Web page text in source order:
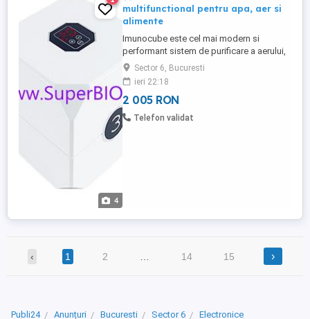
4
multifunctional pentru apa, aer si
alimente
Imunocube este cel mai modern si
performant sistem de purificare a aerului,
a apei si a alimentelor la ora actuala,
creste imunitatea si fortifica sanatatea.
Distruge bacterii, virusi, ciuperci,
mucegaiuri de interior; Purifica molecular,
ecologic, fara substante nocive,
Sector 6, Bucuresti
ieri 22:18
2 005 RON
Telefon validat
‹ 1 2 14 15 ›
Publi24 Anunțuri Bucuresti Sector 6
Electronice